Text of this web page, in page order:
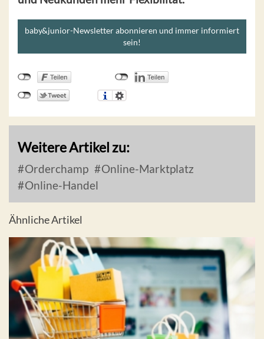
baby&junior-Newsletter abonnieren und immer informiert
sein!
Weitere Artikel zu:
Orderchamp
Online-Marktplatz
Online-Handel
Ähnliche Artikel